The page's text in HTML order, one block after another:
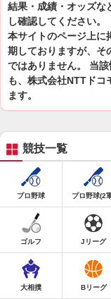
結果・成績・オッズな
し確認してください。
本サイトのページ上に
期しておりますが、そ
ではありません。 当
も、株式会社NTTドコ
ます。
競技一覧
プロ野球 プロ野球(2
ゴルフ Jリーグ
大相撲 Bリーグ